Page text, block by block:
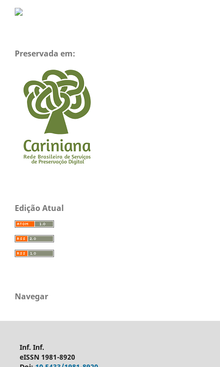
Preservada em:
Edição Atual
Navegar
Inf. Inf.
eISSN 1981-8920